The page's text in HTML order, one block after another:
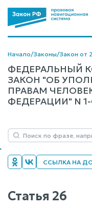
Начало/Законы/Закон от
ФЕДЕРАЛЬНЫЙ
ЗАКОН "ОБ
ПРАВАМ
ФЕДЕРАЦИИ" N
ССЫЛКА НА
Статья 26